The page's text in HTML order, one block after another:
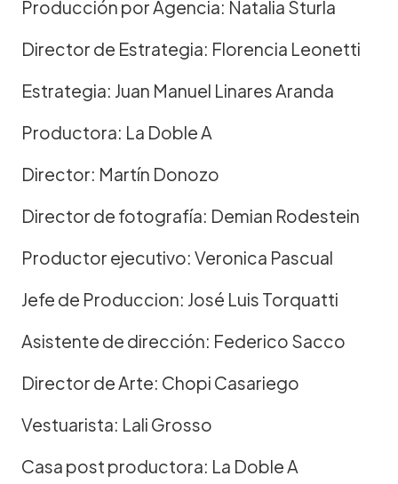
Producción por Agencia: Natalia Sturla
Director de Estrategia: Florencia Leonetti
Estrategia: Juan Manuel Linares Aranda
Productora: La Doble A
Director: Martín Donozo
Director de fotografía: Demian Rodestein
Productor ejecutivo: Veronica Pascual
Jefe de Produccion: José Luis Torquatti
Asistente de dirección: Federico Sacco
Director de Arte: Chopi Casariego
Vestuarista: Lali Grosso
Casa post productora: La Doble A